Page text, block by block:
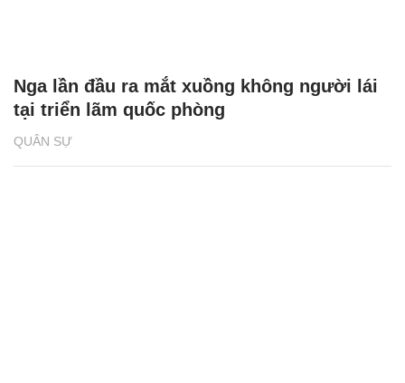
QUÂN SỰ
Nga lần đầu ra mắt xuồng không người lái
tại triển lãm quốc phòng